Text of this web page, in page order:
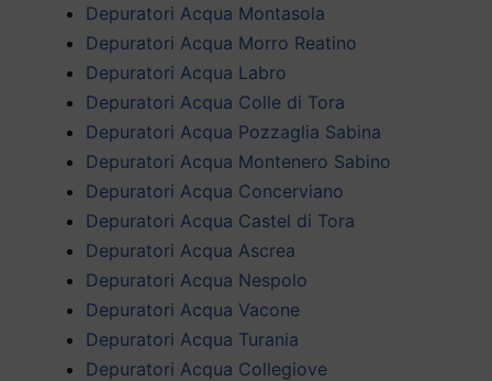
Depuratori Acqua Montasola
Depuratori Acqua Morro Reatino
Depuratori Acqua Labro
Depuratori Acqua Colle di Tora
Depuratori Acqua Pozzaglia Sabina
Depuratori Acqua Montenero Sabino
Depuratori Acqua Concerviano
Depuratori Acqua Castel di Tora
Depuratori Acqua Ascrea
Depuratori Acqua Nespolo
Depuratori Acqua Vacone
Depuratori Acqua Turania
Depuratori Acqua Collegiove